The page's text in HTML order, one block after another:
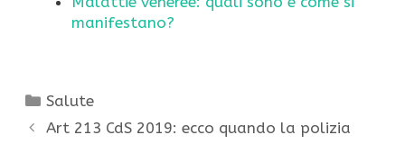
manifestano?
Categorie
Salute
Art 213 CdS 2019: ecco quando la polizia